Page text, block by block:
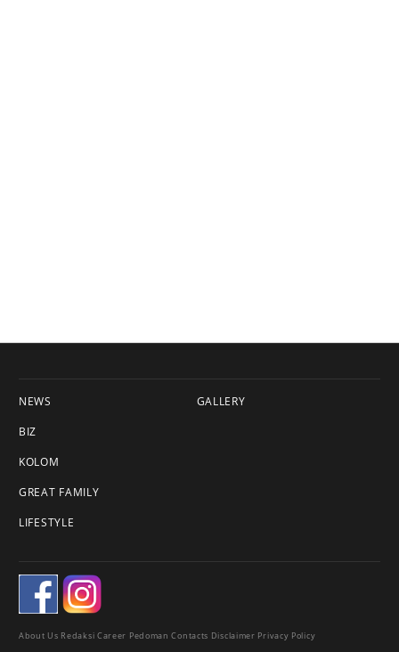
NEWS
BIZ
KOLOM
GREAT FAMILY
LIFESTYLE
GALLERY
About Us Redaksi Career Pedoman Contacts Disclaimer Privacy Policy